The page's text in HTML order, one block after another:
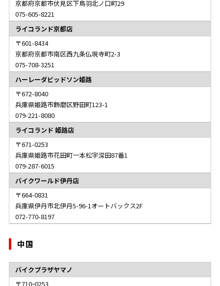
京都府京都市伏見区下鳥羽北ノ口町29
075-605-8221
ライコランド京都店
601-8434
京都府京都市南区西九条仏現寺町2-3
075-708-3251
ハーレーダビッドソン姫路
672-8040
兵庫県姫路市飾磨区野田町123-1
079-221-8080
ライコランド 姫路店
671-0253
兵庫県姫路市花田町一本松字深田87番1
079-287-6015
バイクワールド伊丹店
664-0831
兵庫県伊丹市北伊丹5-96-1オートバックス2F
072-770-8197
中国
バイクプラザヤマノ
710ｰ0253